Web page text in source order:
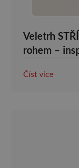
Veletrh
rohem –
než začne!
Číst více